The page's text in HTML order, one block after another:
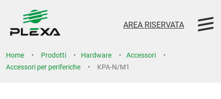
AREA RISERVATA
Home Prodotti Hardware
Accessori
Accessori per periferiche
KPA-N/M1